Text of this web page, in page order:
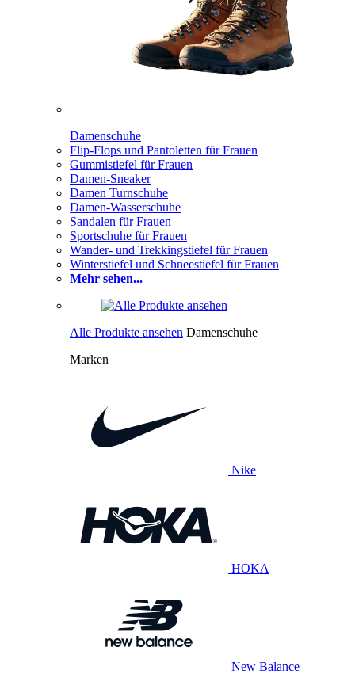
Damenschuhe
Flip-Flops und Pantoletten für Frauen
Gummistiefel für Frauen
Damen-Sneaker
Damen Turnschuhe
Damen-Wasserschuhe
Sandalen für Frauen
Sportschuhe für Frauen
Wander- und Trekkingstiefel für Frauen
Winterstiefel und Schneestiefel für Frauen
Mehr sehen...
Alle Produkte ansehen Damenschuhe
Marken
Nike
HOKA
New Balance